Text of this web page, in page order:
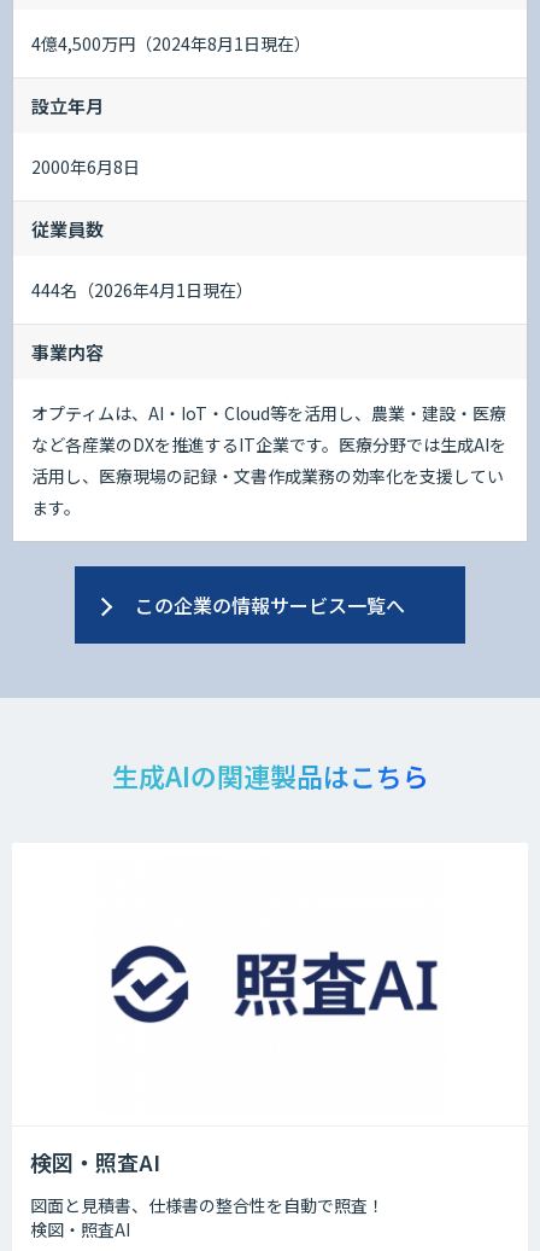
4億4,500万円（2024年8月1日現在）
設立年月
2000年6月8日
従業員数
444名（2026年4月1日現在）
事業内容
オプティムは、AI・IoT・Cloud等を活用し、農業・建設・医療
など各産業のDXを推進するIT企業です。医療分野では生成AIを
活用し、医療現場の記録・文書作成業務の効率化を支援してい
ます。
この企業の情報サービス一覧へ
生成AIの関連製品はこちら
検図・照査AI
図面と見積書、仕様書の整合性を自動で照査！
検図・照査AI